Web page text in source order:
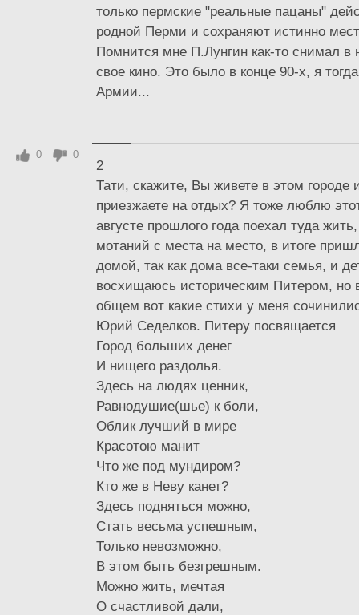
только пермские "реальные пацаны"
родной Перми и сохраняют истинно
Помнится мне П.Лунгин как-то снимал в
свое кино. Это было в конце 90-х, я
Армии...
2
Тати, скажите, Вы живете в этом городе
приезжаете на отдых? Я тоже люблю
августе прошлого года поехал туда
мотаний с места на место, в итоге
домой, так как дома все-таки семья, и
восхищаюсь историческим Питером,
общем вот какие стихи у меня
Юрий Седелков. Питеру посвящается
Город больших денег
И нищего раздолья.
Здесь на людях ценник,
Равнодушие(шье) к боли,
Облик лучший в мире
Красотою манит
Что же под мундиром?
Кто же в Неву канет?
Здесь подняться можно,
Стать весьма успешным,
Только невозможно,
В этом быть безгрешным.
Можно жить, мечтая
О счастливой дали,
0 0